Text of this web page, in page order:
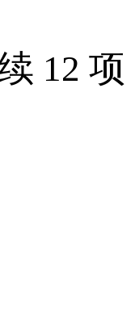
12 项